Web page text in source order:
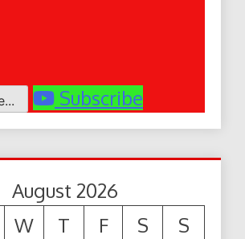
Subscribe
August 2026
W T F S
S